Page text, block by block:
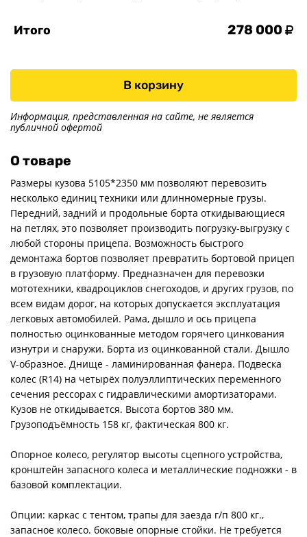
Итого 278 000
В корзину
Информация, представленная на сайте, не является
публичной офертой
О товаре
Размеры кузова 5105*2350 мм позволяют перевозить
несколько единиц техники или длинномерные грузы.
Передний, задний и продольные борта откидывающиеся
на петлях, это позволяет производить погрузку-выгрузку с
любой стороны прицепа. Возможность быстрого
демонтажа бортов позволяет превратить бортовой прицеп
в грузовую платформу. Предназначен для перевозки
мототехники, квадроциклов снегоходов, и других грузов, по
всем видам дорог, на которых допускается эксплуатация
легковых автомобилей. Рама, дышло и ось прицепа
полностью оцинкованные методом горячего цинкования
изнутри и снаружи. Борта из оцинкованной стали. Дышло
V-образное. Днище - ламинированная фанера. Подвеска
колес (R14) на четырёх полуэллиптических переменного
сечения рессорах с гидравлическими амортизаторами.
Кузов не откидывается. Высота бортов 380 мм.
Грузоподъёмность 158 кг, фактическая 800 кг.
Опорное колесо, регулятор высоты сцепного устройства,
кронштейн запасного колеса и металлические подножки - в
базовой комплектации.
Опции: каркас с тентом, трапы для заезда г/п 800 кг.,
запасное колесо. боковые опорные стойки. Не требуется